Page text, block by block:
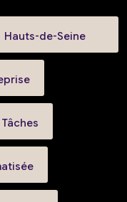
Hauts-de-Seine